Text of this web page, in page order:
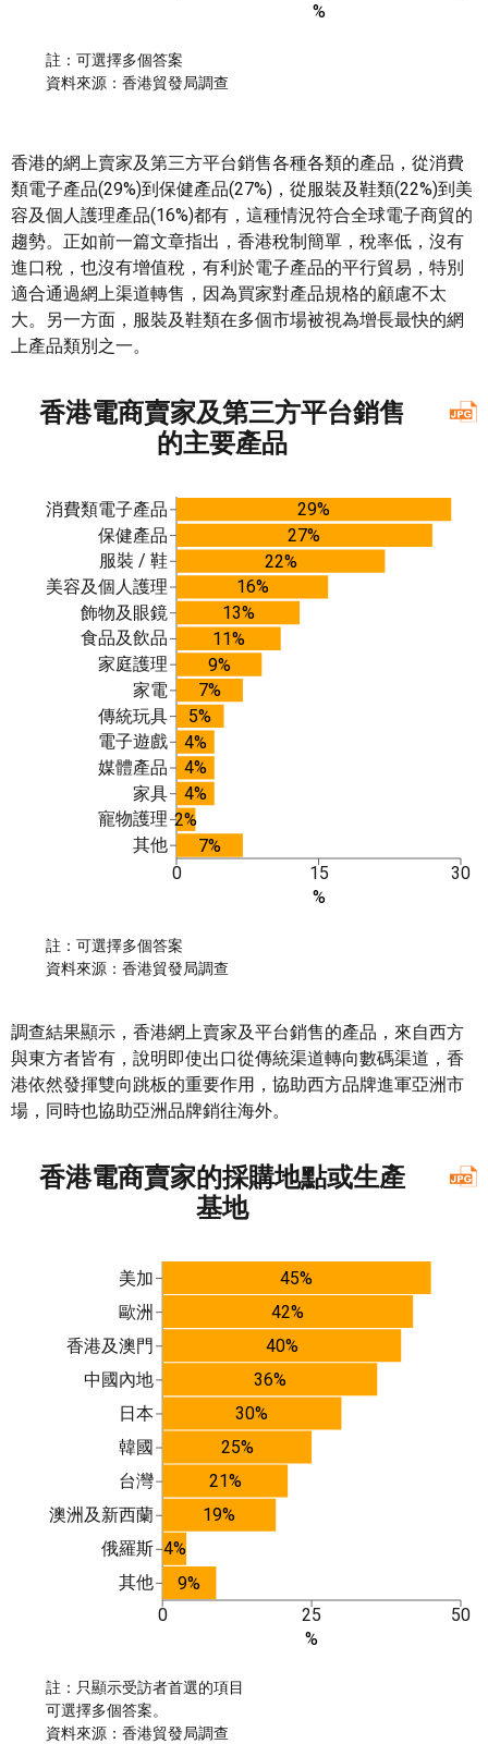
%
註：可選擇多個答案
資料來源：香港貿發局調查
香港的網上賣家及第三方平台銷售各種各類的產品，從消費
類電子產品(29%)到保健產品(27%)，從服裝及鞋類(22%)到美
容及個人護理產品(16%)都有，這種情況符合全球電子商貿的
趨勢。正如前一篇文章指出，香港稅制簡單，稅率低，沒有
進口稅，也沒有增值稅，有利於電子產品的平行貿易，特別
適合通過網上渠道轉售，因為買家對產品規格的顧慮不太
大。另一方面，服裝及鞋類在多個市場被視為增長最快的網
上產品類別之一。
香港電商賣家及第三方平台銷售
的主要產品
0 15
30
%
消費類電子產品
保健產品
服裝 / 鞋
美容及個人護理
飾物及眼鏡
食品及飲品
家庭護理
家電
傳統玩具
電子遊戲
媒體產品
家具
寵物護理
其他
29%
27%
22%
16%
13%
11%
9%
7%
5%
4%
4%
4%
2%
7%
註：可選擇多個答案
資料來源：香港貿發局調查
調查結果顯示，香港網上賣家及平台銷售的產品，來自西方
與東方者皆有，說明即使出口從傳統渠道轉向數碼渠道，香
港依然發揮雙向跳板的重要作用，協助西方品牌進軍亞洲市
場，同時也協助亞洲品牌銷往海外。
香港電商賣家的採購地點或生產
基地
0 25
50
%
美加
歐洲
香港及澳門
中國內地
日本
韓國
台灣
澳洲及新西蘭
俄羅斯
其他
45%
42%
40%
36%
30%
25%
21%
19%
4%
9%
註：只顯示受訪者首選的項目
可選擇多個答案。
資料來源：香港貿發局調查